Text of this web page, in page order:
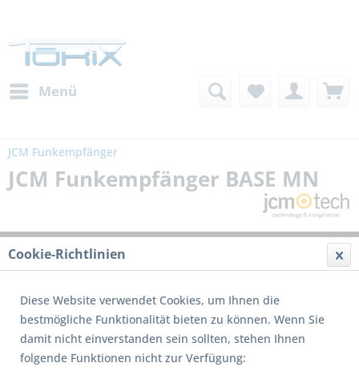
Menü
JCM Funkempfänger
JCM Funkempfänger BASE MN
Cookie-Richtlinien
Diese Website verwendet Cookies, um Ihnen die
bestmögliche Funktionalität bieten zu können. Wenn Sie
damit nicht einverstanden sein sollten, stehen Ihnen
folgende Funktionen nicht zur Verfügung: